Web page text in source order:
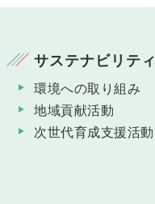
サステナビリティ
環境への取り組み
地域貢献活動
次世代育成支援活動